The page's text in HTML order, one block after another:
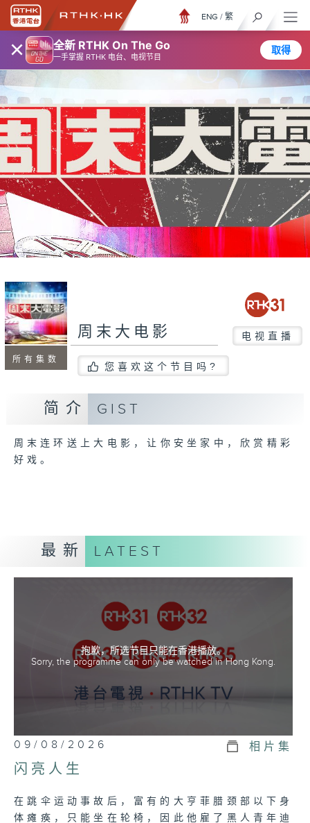
× 全新 RTHK On The Go
一手掌握 RTHK 电台、电视节目
取得
ENG / 繁
所有集数
周末大电影 电视直播
您喜欢这个节目吗?
简介 GIST
周末连环送上大电影，让你安坐家中，欣赏精彩
好戏。
最新 LATEST
抱歉，所选节目只能在香港播放。
Sorry, the programme can only be watched in Hong Kong.
09/08/2026 相片集
闪亮人生
在跳伞运动事故后，富有的大亨菲腊颈部以下身
体瘫痪，只能坐在轮椅，因此他雇了黑人青年迪